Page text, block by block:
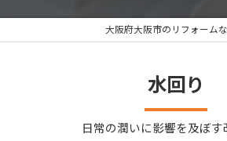
大阪府大阪市のリフォーム
水回り
日常の潤いに影響を及ぼ